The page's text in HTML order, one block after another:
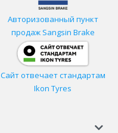
Авторизованный пункт
продаж Sangsin Brake
Сайт отвечает стандартам
Ikon Tyres